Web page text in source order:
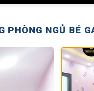
PHÒNG NGỦ BÉ